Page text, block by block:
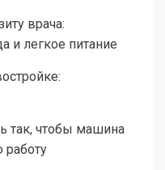
врача:
и легкое питание
так, чтобы машина
работу